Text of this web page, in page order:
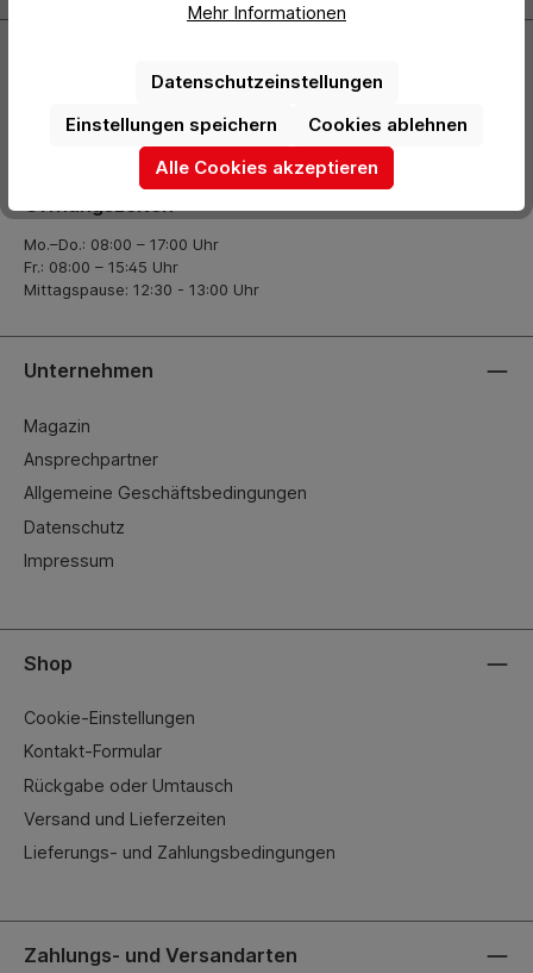
info@hermann-direkt.de
Öffnungszeiten
Mo.–Do.: 08:00 – 17:00 Uhr
Fr.: 08:00 – 15:45 Uhr
Mittagspause: 12:30 - 13:00 Uhr
Unternehmen
Magazin
Ansprechpartner
Allgemeine Geschäftsbedingungen
Datenschutz
Impressum
Shop
Cookie-Einstellungen
Kontakt-Formular
Rückgabe oder Umtausch
Versand und Lieferzeiten
Lieferungs- und Zahlungsbedingungen
Zahlungs- und Versandarten
Mehr Informationen
Datenschutzeinstellungen
Cookies ablehnen
Einstellungen speichern
Alle Cookies akzeptieren